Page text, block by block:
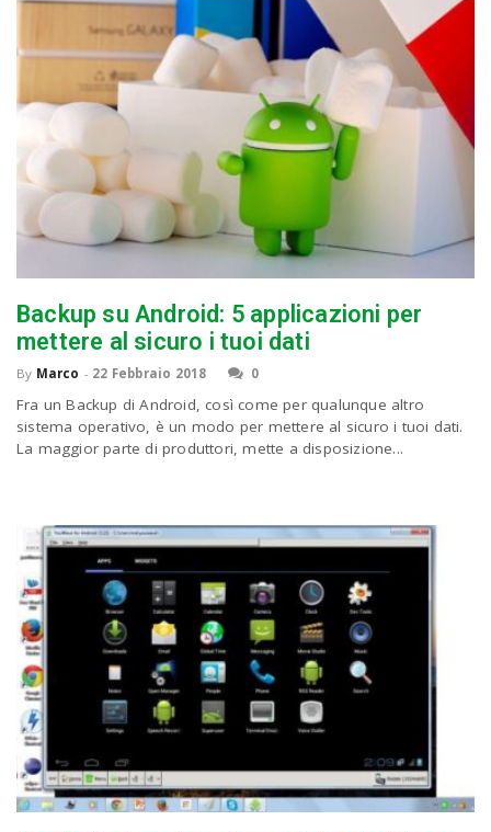
Backup su Android: 5 applicazioni per
mettere al sicuro i tuoi dati
By Marco - 22 Febbraio 2018 0
Fra un Backup di Android, così come per qualunque altro
sistema operativo, è un modo per mettere al sicuro i tuoi dati.
La maggior parte di produttori, mette a disposizione...